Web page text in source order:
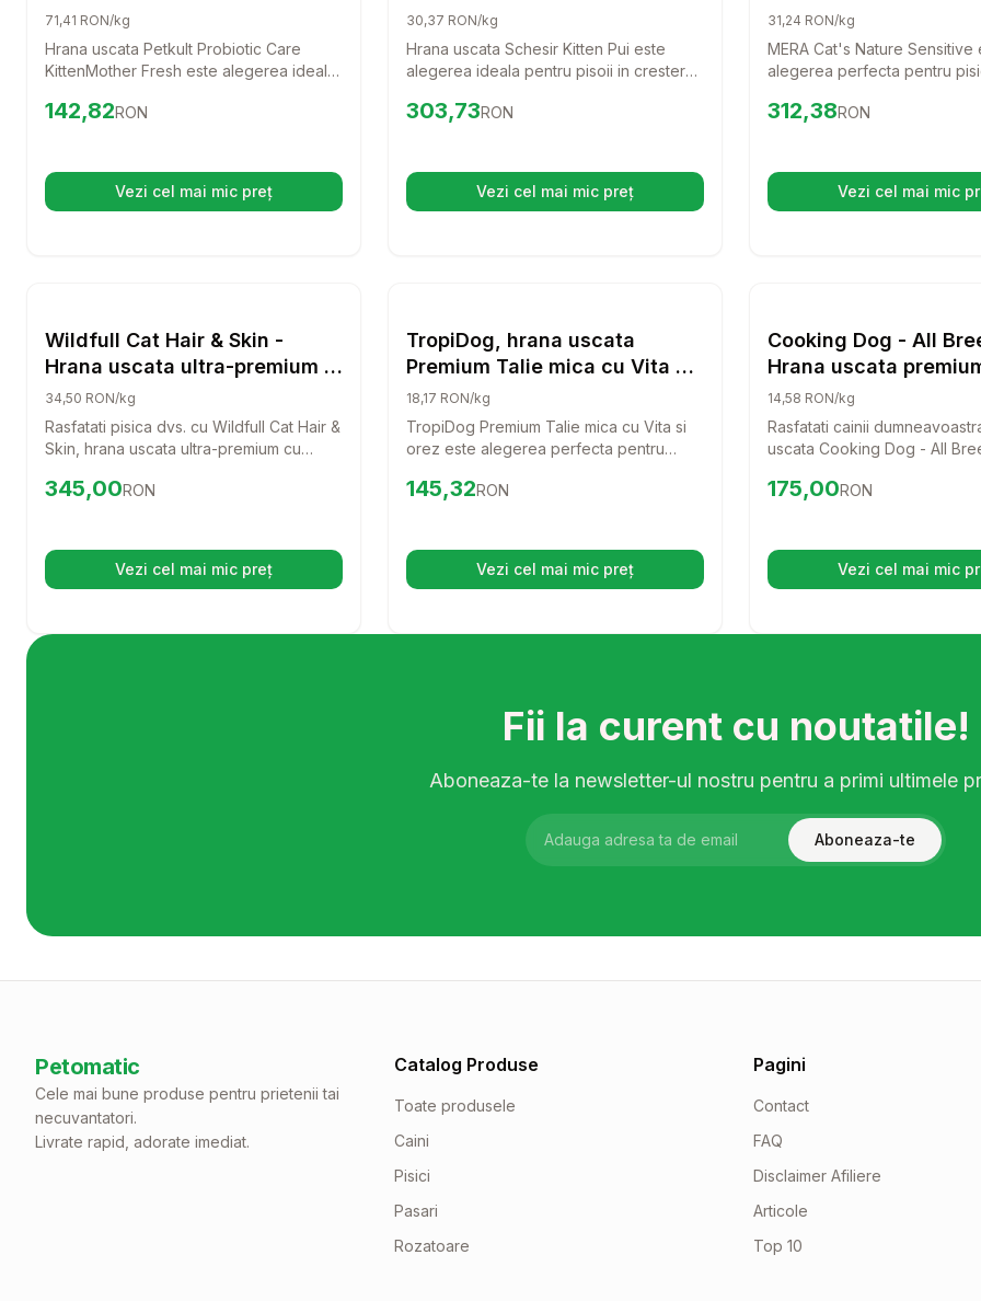
pentru pisici, cu Miel proaspat
2 kg
71,41 RON/kg
Hrana uscata Petkult Probiotic Care
KittenMother Fresh este alegerea ideala
proaspat, ofera o dieta completa si
Preț: 142.82
142,82RON
Vezi cel mai mic preț(se deschide într-o filă nouă)
30,37 RON/kg
Hrana uscata Schesir Kitten Pui este
alegerea ideala pentru pisoii in crestere,
sanatoasa. Cu ingrediente naturale si o
micutului tau prieten.
Preț: 303.73 RON
303,73RON
Vezi cel mai mic preț(se deschide într-o filă nouă)
pisici MERA Sensitive,
hrana uscata fara
pisici, alergii, 10kg
31,24 RON/kg
MERA Cat's Nature Sensitive
alegerea perfecta pentru
uscata, fara cereale, este
Preț:312.38
312,38RON
Vezi cel mai mic
(se
Hrana Uscata Pisici
Wildfull Cat Hair & Skin -
Hrana uscata ultra-premium -
Somon - 10kg
34,50 RON/kg
Rasfatati pisica dvs. cu Wildfull Cat Hair &
Skin, hrana uscata ultra-premium cu
sustine sanatatea blanii si pielii. Cu
pentru pisicile adulte, oferindu-le toti
nutrientii necesari pentru o viata activa si
Preț: 345.00 RON
345,00RON
Vezi cel mai mic preț(se deschide într-o filă nouă)
Hrana Uscata Pisici
TropiDog, hrana uscata
Premium Talie mica cu Vita si
orez, 8 kg
18,17 RON/kg
TropiDog Premium Talie mica cu Vita si
orez este alegerea perfecta pentru
continut ridicat de carne de vita si orez,
o viata sanatoasa si activa.
Preț: 145.32
145,32RON
Vezi cel mai mic preț(se deschide într-o filă nouă)
Cooking Dog - All
Hrana uscata
Somon - 12kg
14,58 RON/kg
Rasfatati cainii
uscata Cooking Dog - All
proaspat in farfuria lor. Fara
sanatatea si vitalitatea cainelui
Preț:175.00
175,00RON
Vezi cel mai mic
(se
Fii la curent cu noutatile!
Aboneaza-te la newsletter-ul nostru pentru a primi ultimele
Aboneaza-te
Petomatic
Cele mai bune produse pentru prietenii tai
necuvantatori.
Livrate rapid, adorate imediat.
Catalog Produse
Toate produsele
Caini
Pisici
Pasari
Rozatoare
Pagini
Contact
FAQ
Disclaimer Afiliere
Articole
Top 10